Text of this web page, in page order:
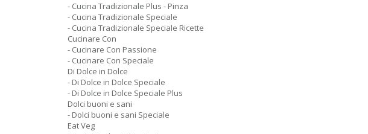
- Cucina Tradizionale Plus - Pinza
- Cucina Tradizionale Speciale
- Cucina Tradizionale Speciale Ricette
Cucinare Con
- Cucinare Con Passione
- Cucinare Con Speciale
Di Dolce in Dolce
- Di Dolce in Dolce Speciale
- Di Dolce in Dolce Speciale Plus
Dolci buoni e sani
- Dolci buoni e sani Speciale
Eat Veg